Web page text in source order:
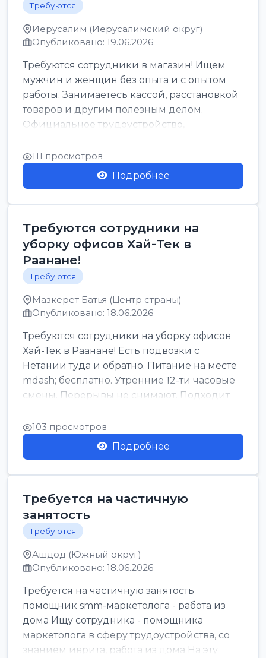
Требуются
Иерусалим (Иерусалимский округ)
Опубликовано: 19.06.2026
Требуются сотрудники в магазин! Ищем
мужчин и женщин без опыта и с опытом
работы. Занимаетесь кассой, расстановкой
товаров и другим полезным делом.
Официальное трудоустройство,
стабильная зарплата от ...
111 просмотров
Подробнее
Требуются сотрудники на
уборку офисов Хай-Тек в
Раанане!
Требуются
Мазкерет Батья (Центр страны)
Опубликовано: 18.06.2026
Требуются сотрудники на уборку офисов
Хай-Тек в Раанане! Есть подвозки с
Нетании туда и обратно. Питание на месте
mdash; бесплатно. Утренние 12-ти часовые
смены. Перерывы не снимают. Подходит
для всех...
103 просмотров
Подробнее
Требуется на частичную
занятость
Требуются
Ашдод (Южный округ)
Опубликовано: 18.06.2026
Требуется на частичную занятость
помощник smm-маркетолога - работа из
дома Ищу сотрудника - помощника
маркетолога в сферу трудоустройства, со
знанием иврита, работа из дома На эту